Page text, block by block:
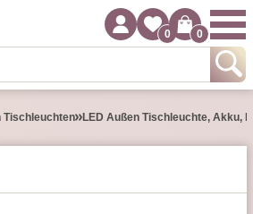
0 0
Tischleuchten LED Außen Tischleuchte, Akku,